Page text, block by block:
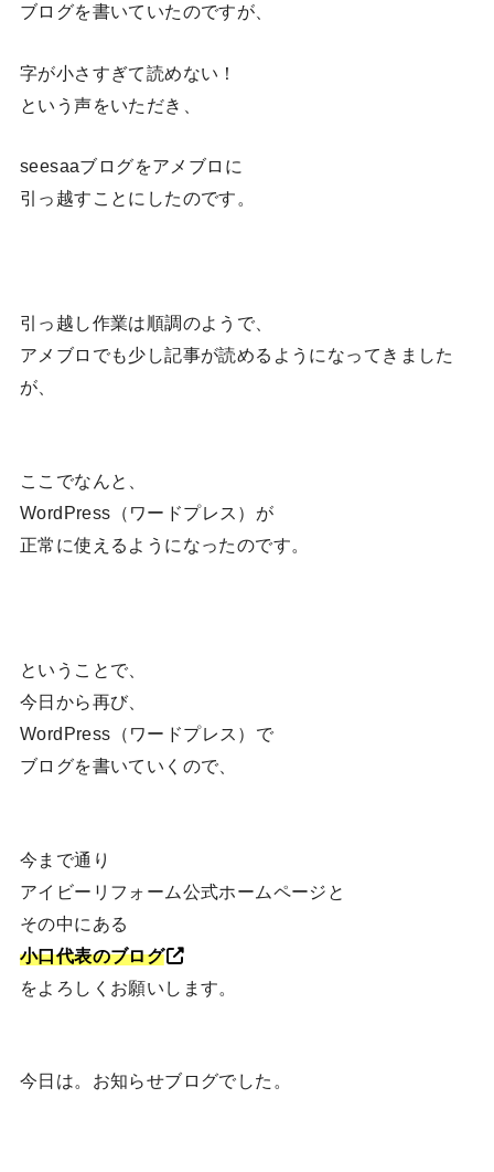
ブログを書いていたのですが、
字が小さすぎて読めない！
という声をいただき、
seesaaブログをアメブロに
引っ越すことにしたのです。
引っ越し作業は順調のようで、
アメブロでも少し記事が読めるようになってきました
が、
ここでなんと、
WordPress（ワードプレス）が
正常に使えるようになったのです。
ということで、
今日から再び、
WordPress（ワードプレス）で
ブログを書いていくので、
今まで通り
アイビーリフォーム公式ホームページと
その中にある
小口代表のブログ
をよろしくお願いします。
今日は。お知らせブログでした。